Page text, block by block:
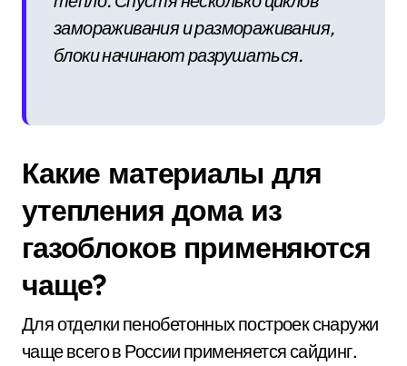
замораживания и размораживания,
блоки начинают разрушаться.
Какие материалы для
утепления дома из
газоблоков применяются
чаще?
Для отделки пенобетонных построек снаружи
чаще всего в России применяется сайдинг.